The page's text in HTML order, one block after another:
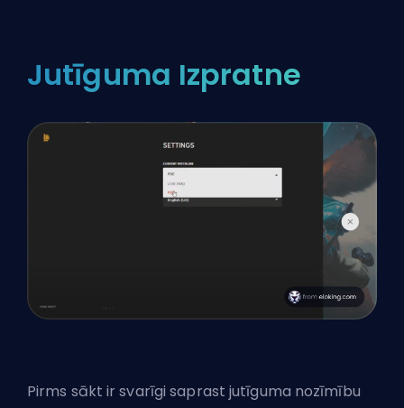
Jutīguma Izpratne
Pirms sākt ir svarīgi saprast jutīguma nozīmību